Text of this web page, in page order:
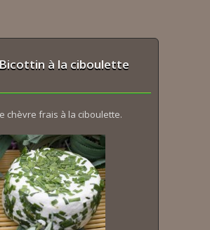
Bicottin à la ciboulette
chèvre frais à la ciboulette.